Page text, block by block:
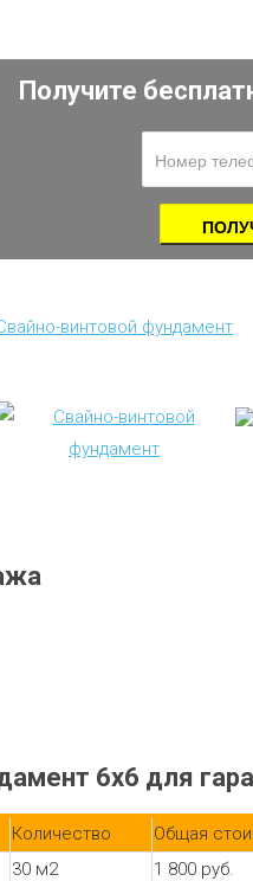
Получите
винтовой фундамент
6х6 для
Количество
Общая
30 м2
1 800 руб.